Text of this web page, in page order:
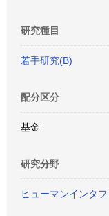
研究種目
若手研究(B)
配分区分
基金
研究分野
ヒューマンインタ